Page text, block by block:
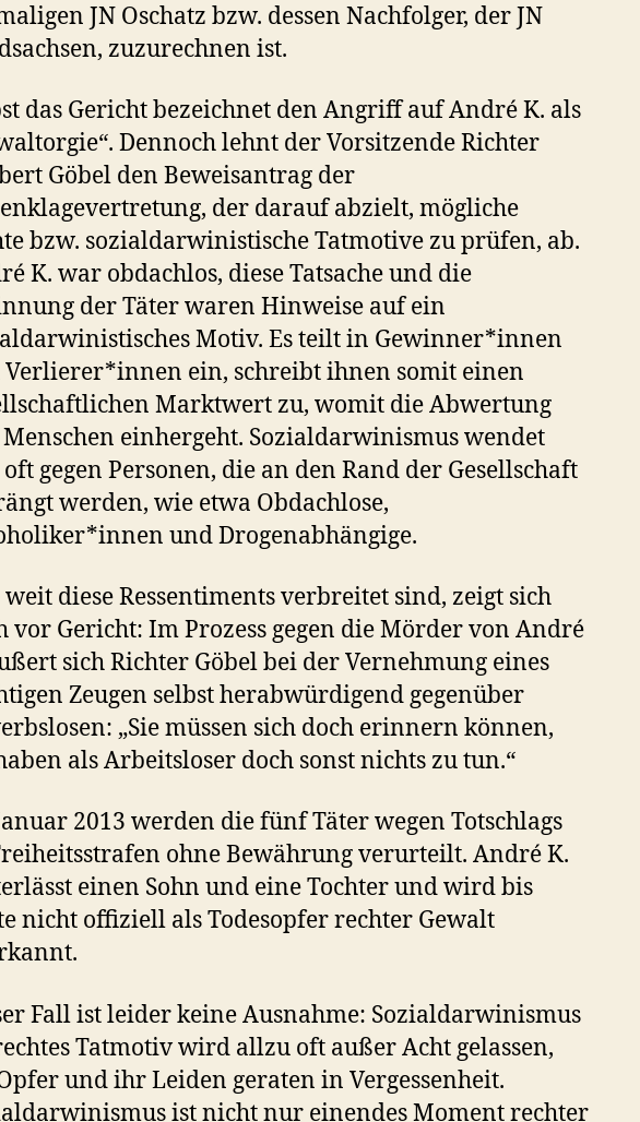
JN Oschatz bzw. dessen Nachfolger, der JN
zuzurechnen ist.
das Gericht bezeichnet den Angriff auf André K. als
Dennoch lehnt der Vorsitzende Richter
Göbel den Beweisantrag der
der darauf abzielt, mögliche
bzw. sozialdarwinistische Tatmotive zu prüfen, ab.
K. war obdachlos, diese Tatsache und die
der Täter waren Hinweise auf ein
Motiv. Es teilt in Gewinner*innen
ein, schreibt ihnen somit einen
Marktwert zu, womit die Abwertung
einhergeht. Sozialdarwinismus wendet
oft gegen Personen, die an den Rand der Gesellschaft
werden, wie etwa Obdachlose,
und Drogenabhängige.
diese Ressentiments verbreitet sind, zeigt sich
vor Gericht: Im Prozess gegen die Mörder von André
sich Richter Göbel bei der Vernehmung eines
Zeugen selbst herabwürdigend gegenüber
„Sie müssen sich doch erinnern können,
als Arbeitsloser doch sonst nichts zu tun.“
2013 werden die fünf Täter wegen Totschlags
ohne Bewährung verurteilt. André K.
einen Sohn und eine Tochter und wird bis
nicht offiziell als Todesopfer rechter Gewalt
Fall ist leider keine Ausnahme: Sozialdarwinismus
Tatmotiv wird allzu oft außer Acht gelassen,
und ihr Leiden geraten in Vergessenheit.
ist nicht nur einendes Moment rechter